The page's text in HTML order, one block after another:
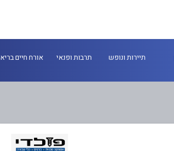
תיירות ונופש תרבות ופנאי אורח חיים בריא